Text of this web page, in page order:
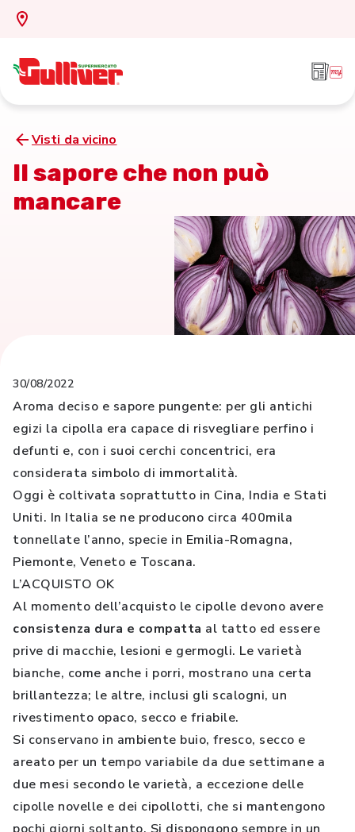
Visti da vicino
Il sapore che non può
mancare
30/08/2022
Aroma deciso e sapore pungente: per gli antichi
egizi la cipolla era capace di risvegliare perfino i
defunti e, con i suoi cerchi concentrici, era
considerata simbolo di immortalità.
Oggi è coltivata soprattutto in Cina, India e Stati
Uniti. In Italia se ne producono circa 400mila
tonnellate l’anno, specie in Emilia-Romagna,
Piemonte, Veneto e Toscana.
L’ACQUISTO OK
Al momento dell’acquisto le cipolle devono avere
consistenza dura e compatta al tatto ed essere
prive di macchie, lesioni e germogli. Le varietà
bianche, come anche i porri, mostrano una certa
brillantezza; le altre, inclusi gli scalogni, un
rivestimento opaco, secco e friabile.
Si conservano in ambiente buio, fresco, secco e
areato per un tempo variabile da due settimane a
due mesi secondo le varietà, a eccezione delle
cipolle novelle e dei cipollotti, che si mantengono